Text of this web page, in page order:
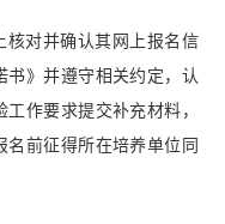
核对并确认其网上报名信
书》并遵守相关约定，认
作要求提交补充材料，
名前征得所在培养单位同